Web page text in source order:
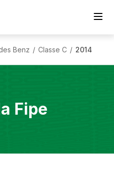
Benz / Classe C / 2014
Fipe